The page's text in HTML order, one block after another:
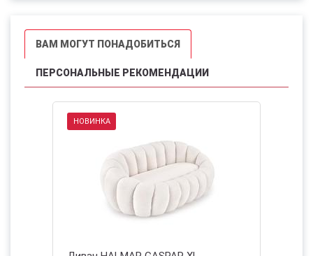
ВАМ МОГУТ ПОНАДОБИТЬСЯ
ПЕРСОНАЛЬНЫЕ РЕКОМЕНДАЦИИ
НОВИНКА